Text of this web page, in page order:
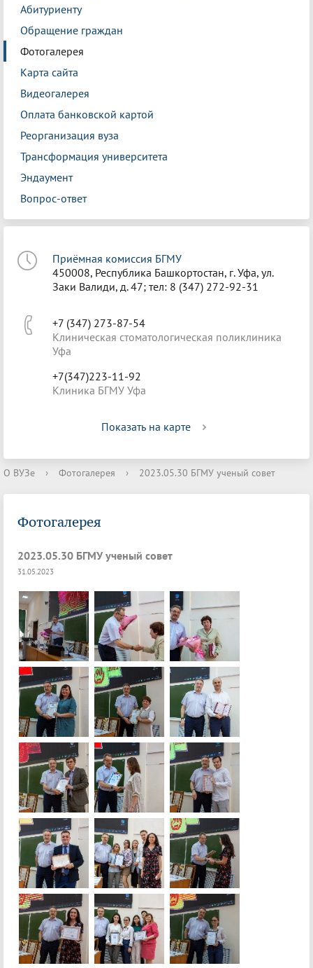
Абитуриенту
Обращение граждан
Фотогалерея
Карта сайта
Видеогалерея
Оплата банковской картой
Реорганизация вуза
Трансформация университета
Эндаумент
Вопрос-ответ
Приёмная комиссия БГМУ
450008, Республика Башкортостан, г. Уфа, ул.
Заки Валиди, д. 47; тел: 8 (347) 272-92-31
+7 (347) 273-87-54
Клиническая стоматологическая поликлиника
Уфа
+7(347)223-11-92
Клиника БГМУ Уфа
Показать на карте
О ВУЗе › Фотогалерея › 2023.05.30 БГМУ ученый совет
Фотогалерея
2023.05.30 БГМУ ученый совет
31.05.2023